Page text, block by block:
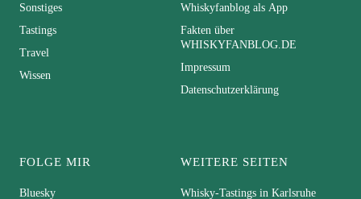
Sonstiges
Tastings
Travel
Wissen
Whiskyfanblog als App
Fakten über
WHISKYFANBLOG.DE
Impressum
Datenschutzerklärung
FOLGE MIR
Bluesky
WEITERE SEITEN
Whisky-Tastings in Karlsruhe